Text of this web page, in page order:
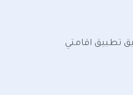
تطبيق اقامتي